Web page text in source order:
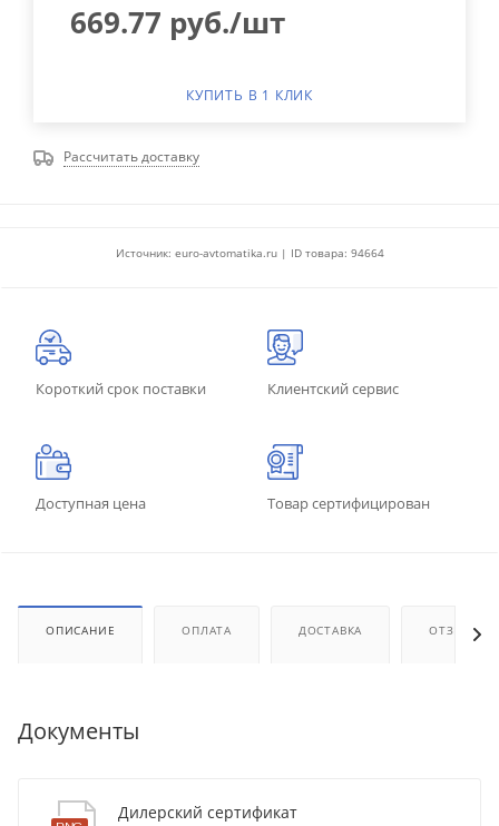
669.77 руб./шт
КУПИТЬ В 1 КЛИК
Рассчитать доставку
Источник: euro-avtomatika.ru | ID товара: 94664
Короткий срок поставки Клиентский сервис
Доступная цена Товар сертифицирован
ОПИСАНИЕ ОПЛАТА ДОСТАВКА ОТЗЫВЫ
Документы
Дилерский сертификат